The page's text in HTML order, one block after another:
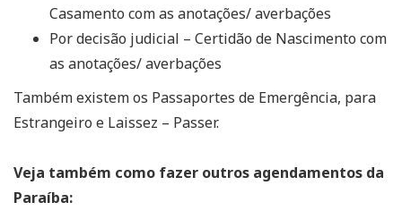
Casamento com as anotações/ averbações
Por decisão judicial – Certidão de Nascimento com
as anotações/ averbações
Também existem os Passaportes de Emergência, para
Estrangeiro e Laissez – Passer.
Veja também como fazer outros agendamentos da
Paraíba: